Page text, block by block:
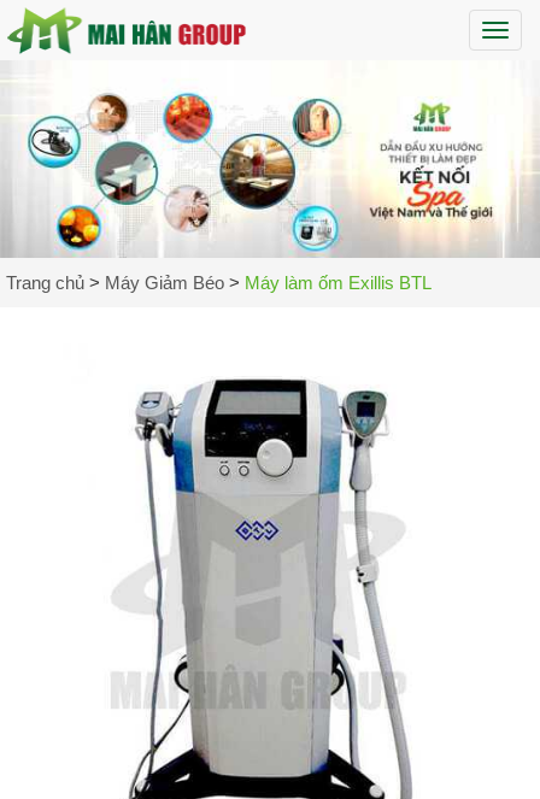
Trang chủ > Máy Giảm Béo > Máy làm ốm Exillis BTL